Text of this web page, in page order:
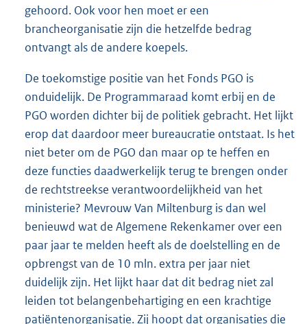
gehoord. Ook voor hen moet er een
brancheorganisatie zijn die hetzelfde bedrag
ontvangt als de andere koepels.
De toekomstige positie van het Fonds PGO is
onduidelijk. De Programmaraad komt erbij en de
PGO worden dichter bij de politiek gebracht. Het lijkt
erop dat daardoor meer bureaucratie ontstaat. Is het
niet beter om de PGO dan maar op te heffen en
deze functies daadwerkelijk terug te brengen onder
de rechtstreekse verantwoordelijkheid van het
ministerie? Mevrouw Van Miltenburg is dan wel
benieuwd wat de Algemene Rekenkamer over een
paar jaar te melden heeft als de doelstelling en de
opbrengst van de 10 mln. extra per jaar niet
duidelijk zijn. Het lijkt haar dat dit bedrag niet zal
leiden tot belangenbehartiging en een krachtige
patiëntenorganisatie. Zij hoopt dat organisaties die